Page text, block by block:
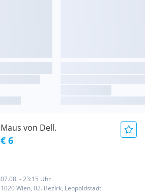
Maus von Dell.
€ 6
07.08. - 23:15 Uhr
1020 Wien, 02. Bezirk, Leopoldstadt